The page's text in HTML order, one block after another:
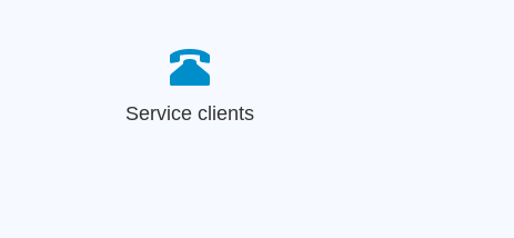
Service clients